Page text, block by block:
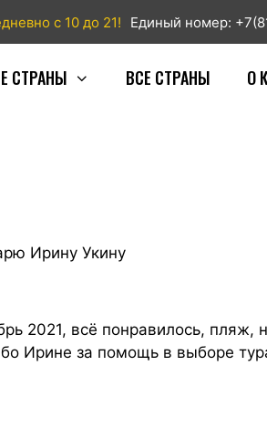
с 10 до 21! Единый номер:
СТРАНЫ ВСЕ СТРАНЫ О
Ирину Укину
2021, всё понравилось,
Ирине за помощь в выборе